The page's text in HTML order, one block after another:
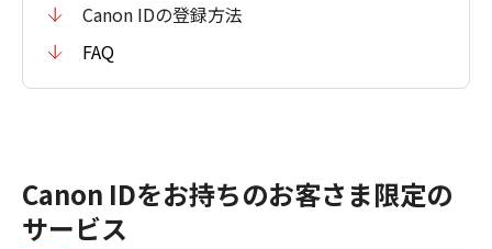
Canon IDの登録方法
FAQ
Canon IDをお持ちのお客さま限定の
サービス